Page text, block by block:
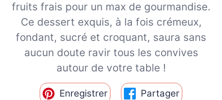
fruits frais pour un max de gourmandise.
Ce dessert exquis, à la fois crémeux,
fondant, sucré et croquant, saura sans
aucun doute ravir tous les convives
autour de votre table !
Enregistrer Partager